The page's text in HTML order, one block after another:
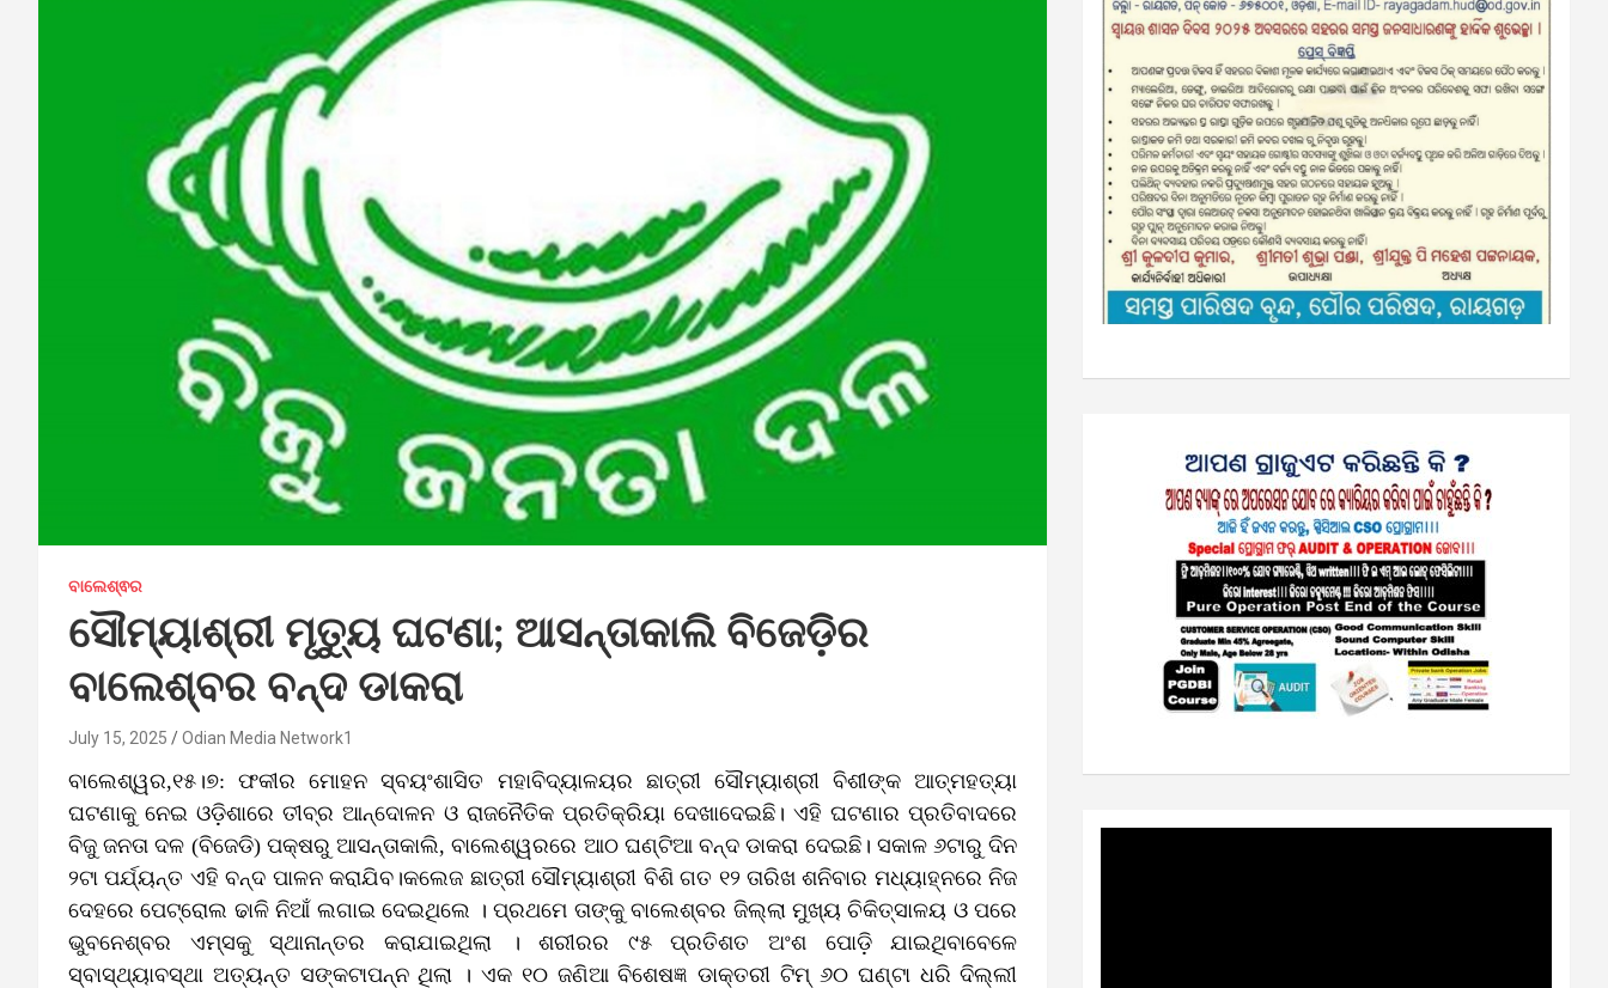
ବାଲେଶ୍ଵର
ସୌମ୍ୟାଶ୍ରୀ ମୃତ୍ୟୁ ଘଟଣା; ଆସନ୍ତାକାଲି ବିଜେଡ଼ିର
ବାଲେଶ୍ବର ବନ୍ଦ ଡାକରା
July 15, 2025 Odian Media Network1
ବାଲେଶ୍ୱର,୧୫।୭: ଫକୀର ମୋହନ ସ୍ବୟଂଶାସିତ ମହାବିଦ୍ୟାଳୟର ଛାତ୍ରୀ ସୌମ୍ୟାଶ୍ରୀ ବିଶୀଙ୍କ ଆତ୍ମହତ୍ୟା
ଘଟଣାକୁ ନେଇ ଓଡ଼ିଶାରେ ତୀବ୍ର ଆନ୍ଦୋଳନ ଓ ରାଜନୈତିକ ପ୍ରତିକ୍ରିୟା ଦେଖାଦେଇଛି। ଏହି ଘଟଣାର ପ୍ରତିବାଦରେ
ବିଜୁ ଜନତା ଦଳ (ବିଜେଡି) ପକ୍ଷରୁ ଆସନ୍ତାକାଲି, ବାଲେଶ୍ୱରରେ ଆଠ ଘଣ୍ଟିଆ ବନ୍ଦ ଡାକରା ଦେଇଛି। ସକାଳ ୬ଟାରୁ ଦିନ
୨ଟା ପର୍ଯ୍ୟନ୍ତ ଏହି ବନ୍ଦ ପାଳନ କରାଯିବ।କଲେଜ ଛାତ୍ରୀ ସୌମ୍ୟାଶ୍ରୀ ବିଶି ଗତ ୧୨ ତାରିଖ ଶନିବାର ମଧ୍ୟାହ୍ନରେ ନିଜ
ଦେହରେ ପେଟ୍ରୋଲ ଢାଳି ନିଆଁ ଲଗାଇ ଦେଇଥିଲେ । ପ୍ରଥମେ ତାଙ୍କୁ ବାଲେଶ୍ବର ଜିଲ୍ଲା ମୁଖ୍ୟ ଚିକିତ୍ସାଳୟ ଓ ପରେ
ଭୁବନେଶ୍ବର ଏମ୍‌ସକୁ ସ୍ଥାନାନ୍ତର କରାଯାଇଥିଲା । ଶରୀରର ୯୫ ପ୍ରତିଶତ ଅଂଶ ପୋଡ଼ି ଯାଇଥିବାବେଳେ
ସ୍ବାସ୍ଥ୍ୟାବସ୍ଥା ଅତ୍ୟନ୍ତ ସଙ୍କଟାପନ୍ନ ଥିଲା । ଏକ ୧୦ ଜଣିଆ ବିଶେଷଜ୍ଞ ଡାକ୍ତରୀ ଟିମ୍ ୬୦ ଘଣ୍ଟା ଧରି ଦିଲ୍ଲୀ